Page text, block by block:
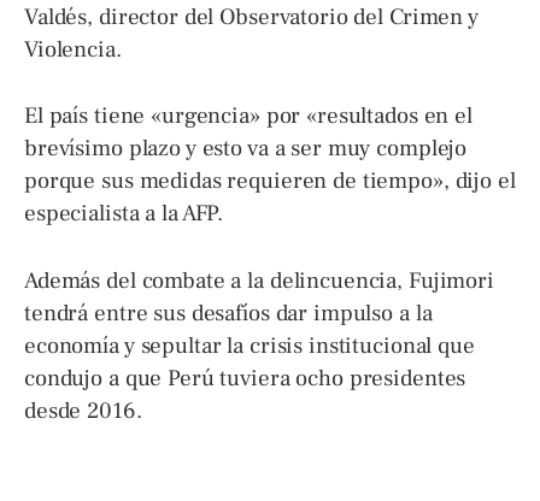
Valdés, director del Observatorio del Crimen y
Violencia.
El país tiene «urgencia» por «resultados en el
brevísimo plazo y esto va a ser muy complejo
porque sus medidas requieren de tiempo», dijo el
especialista a la AFP.
Además del combate a la delincuencia, Fujimori
tendrá entre sus desafíos dar impulso a la
economía y sepultar la crisis institucional que
condujo a que Perú tuviera ocho presidentes
desde 2016.